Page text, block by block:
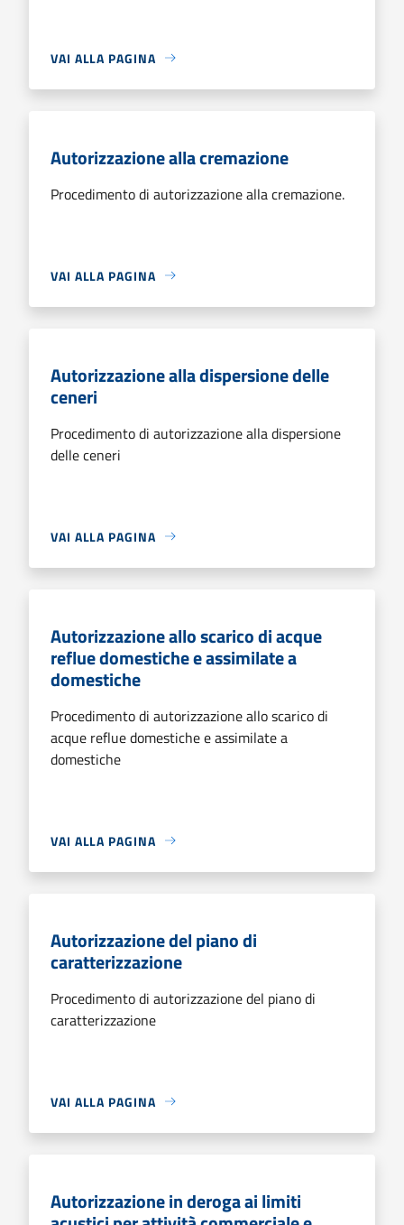
VAI ALLA PAGINA
Autorizzazione alla cremazione
Procedimento di autorizzazione alla cremazione.
VAI ALLA PAGINA
Autorizzazione alla dispersione delle
ceneri
Procedimento di autorizzazione alla dispersione
delle ceneri
VAI ALLA PAGINA
Autorizzazione allo scarico di acque
reflue domestiche e assimilate a
domestiche
Procedimento di autorizzazione allo scarico di
acque reflue domestiche e assimilate a
domestiche
VAI ALLA PAGINA
Autorizzazione del piano di
caratterizzazione
Procedimento di autorizzazione del piano di
caratterizzazione
VAI ALLA PAGINA
Autorizzazione in deroga ai limiti